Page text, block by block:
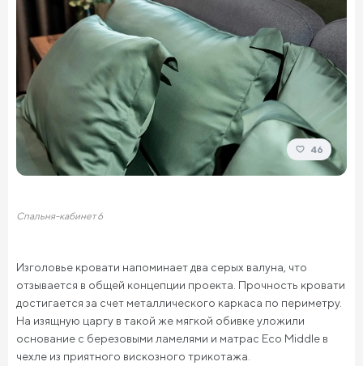
46
Спальня-кабинет 6
Изголовье кровати напоминает два серых валуна, что
отзывается в общей концепции проекта. Прочность кровати
достигается за счет металлического каркаса по периметру.
На изящную царгу в такой же мягкой обивке уложили
основание с березовыми ламелями и матрас Eco Middle в
чехле из приятного вискозного трикотажа.